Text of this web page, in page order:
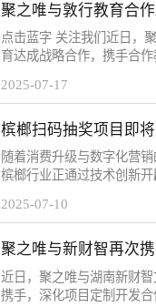
聚之唯与敦行教育合
开发项目
点击蓝字 关注我们近日，
育达成战略合作，携手合作
目。此次应用系统的开发主
撑。感谢客户的信任和...
2025-07-17
槟榔扫码抽奖项目即
一码，精准触达！
随着消费升级与数字化营销
槟榔行业正通过技术创新
目将于近期上线，该活动以
码，消费者扫码后可...
2025-07-10
聚之唯与新财智再次
定制开发
近日，聚之唯与湖南新财
携手，深化项目定制开发合